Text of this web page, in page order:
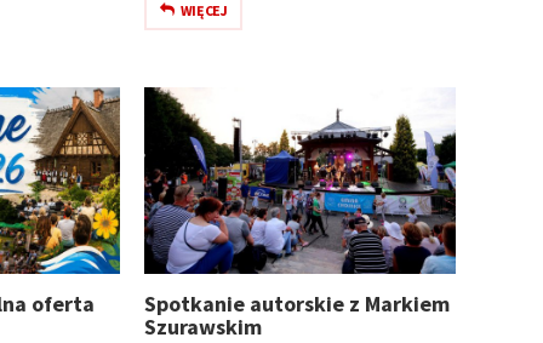
WIĘCEJ
oferta
Spotkanie autorskie z Markiem
Szurawskim